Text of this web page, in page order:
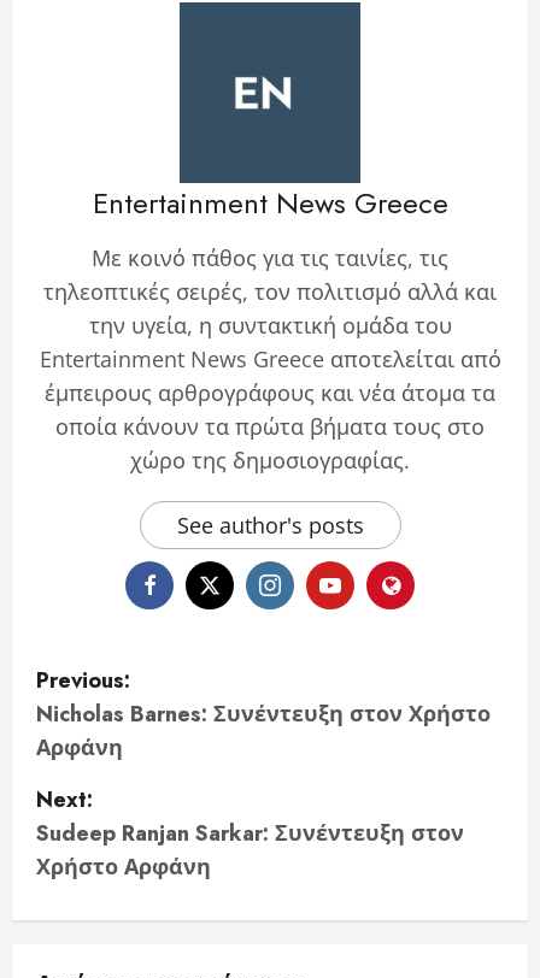
Entertainment News Greece
Με κοινό πάθος για τις ταινίες, τις
τηλεοπτικές σειρές, τον πολιτισμό αλλά και
την υγεία, η συντακτική ομάδα του
Entertainment News Greece αποτελείται από
έμπειρους αρθρογράφους και νέα άτομα τα
οποία κάνουν τα πρώτα βήματα τους στο
χώρο της δημοσιογραφίας.
See author's posts
P
o
s
t
n
a
Previous:
Nicholas Barnes: Συνέντευξη στον Χρήστο
Αρφάνη
Next:
Sudeep Ranjan Sarkar: Συνέντευξη στον
Χρήστο Αρφάνη